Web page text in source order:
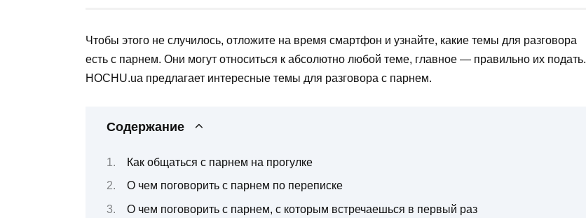
Чтобы этого не случилось, отложите на время смартфон и узнайте, какие темы для разговора
есть с парнем. Они могут относиться к абсолютно любой теме, главное — правильно их подать.
HOCHU.ua предлагает интересные темы для разговора с парнем.
Содержание
Как общаться с парнем на прогулке
О чем поговорить с парнем по переписке
О чем поговорить с парнем, с которым встречаешься в первый раз